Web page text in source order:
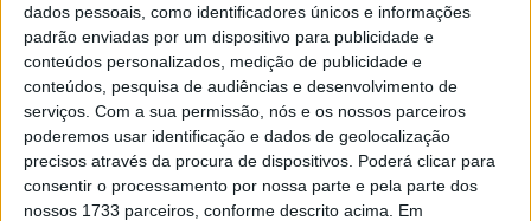
dados pessoais, como identificadores únicos e informações
padrão enviadas por um dispositivo para publicidade e
conteúdos personalizados, medição de publicidade e
conteúdos, pesquisa de audiências e desenvolvimento de
serviços. Com a sua permissão, nós e os nossos parceiros
poderemos usar identificação e dados de geolocalização
precisos através da procura de dispositivos. Poderá clicar para
consentir o processamento por nossa parte e pela parte dos
nossos 1733 parceiros, conforme descrito acima. Em
Haverá uma segunda oportunidade para as equipas que
ficarem na segunda posição, que disputarão com o
vencedor da Série Açores, um play-off a quatro que
valerá ao vencedor a subida de divisão.
Quanto a descidas aos distritais, estão reservadas para
os três últimos classificados de cada série.